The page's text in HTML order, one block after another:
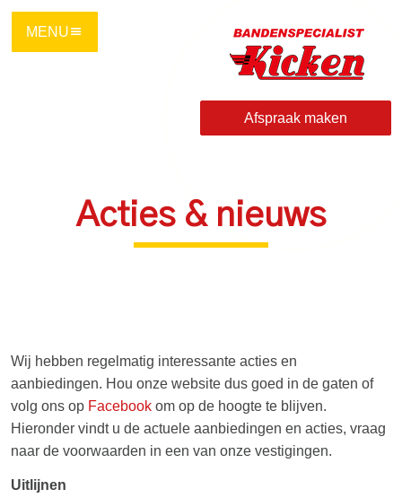
Ga
direct
naar
Afspraak maken
Acties & nieuws
Wij hebben regelmatig interessante acties en
aanbiedingen. Hou onze website dus goed in de gaten of
volg ons op Facebook om op de hoogte te blijven.
Hieronder vindt u de actuele aanbiedingen en acties, vraag
naar de voorwaarden in een van onze vestigingen.
Uitlijnen